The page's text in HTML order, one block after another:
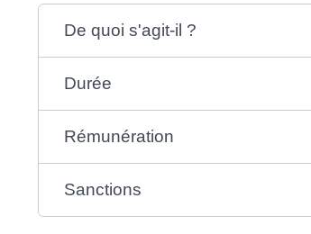
De quoi s'agit-il ?
Durée
Rémunération
Sanctions